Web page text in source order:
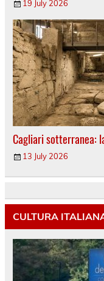
19 July 2026
Cagliari sotterranea:
13 July 2026
CULTURA